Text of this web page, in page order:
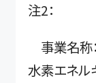
注2：
事業名称
水素エネル